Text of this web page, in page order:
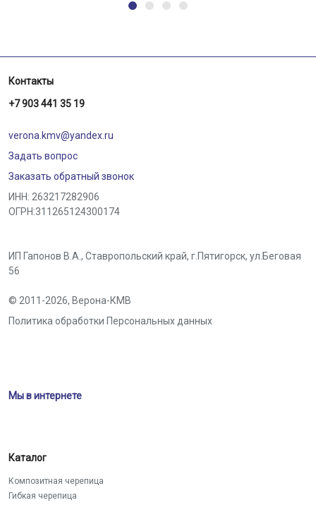
Контакты
+7 903 441 35 19
verona.kmv@yandex.ru
Задать вопрос
Заказать обратный звонок
ИНН: 263217282906
ОГРН:311265124300174
ИП Гапонов В.А., Ставропольский край, г.Пятигорск, ул.Беговая
56
© 2011-2026, Верона-КМВ
Политика обработки Персональных данных
Мы в интернете
Каталог
Композитная черепица
Гибкая черепица